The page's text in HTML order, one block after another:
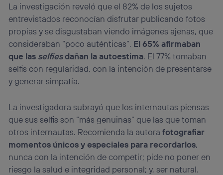
La investigación reveló que el 82% de los sujetos
entrevistados reconocían disfrutar publicando fotos
propias y se disgustaban viendo imágenes ajenas, que
consideraban “poco auténticas”. El 65% afirmaban
que las selfiesdañan la autoestima. El 77% tomaban
selfis con regularidad, con la intención de presentarse
y generar simpatía.
La investigadora subrayó que los internautas piensas
que sus selfis son “más genuinas” que las que toman
otros internautas. Recomienda la autorafotografiar
momentos únicos y especiales para recordarlos,
nunca con la intención de competir; pide no poner en
riesgo la salud e integridad personal; y, ser natural.
Este identificador se asigna a la conexión de internet, por
lo que cualquier persona que conecte su dispositivo y
consienta el uso de la tecnología recibirá el mismo
identificador. Típicamente:
Si utilizas una
el marketing o análisis se realizará en función de las
actividades de navegación de los miembros del hogar
que hayan dado su consentimiento.
personalizado, ya que se basará únicamente en la
navegación del usuario del móvil.
Puedes gestionar los consentimientos Utiq seleccionando
“Administrar Utiq” en la parte inferior de esta página web o
visitando el portal de privacidad de Utiq
(“consenthub”). Para más información, consulta
la política de privacidad de Utiq